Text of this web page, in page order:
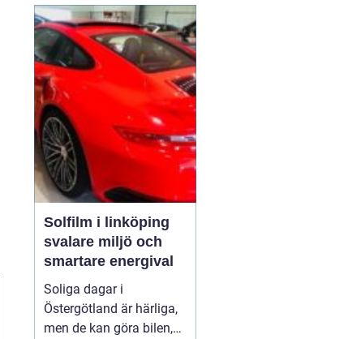
service, noggrann
felsökning och ibland
snabba reparationer. För
bilägare i Örebro blir
valet av verkstad därför
en vik...
Solfilm i linköping
svalare miljö och
smartare energival
Soliga dagar i
Östergötland är härliga,
men de kan göra bilen,